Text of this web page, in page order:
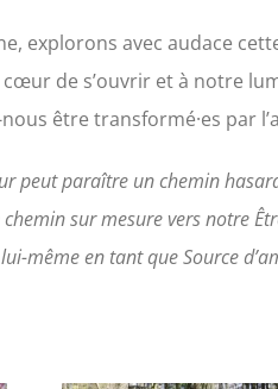
explorons avec audace
de s’ouvrir et à notre
être transformé·es par
peut paraître un chemin
sur mesure vers notre
même en tant que Source